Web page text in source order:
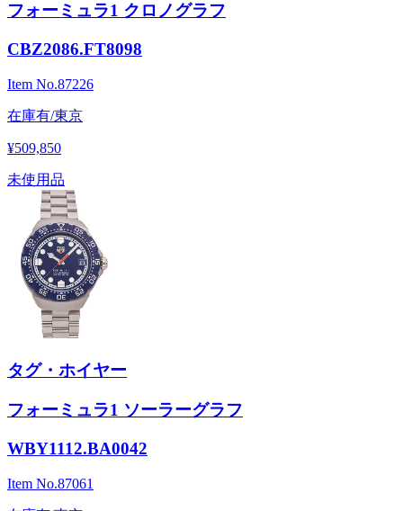
フォーミュラ1 クロノグラフ
CBZ2086.FT8098
Item No.87226
在庫有/東京
¥509,850
未使用品
タグ・ホイヤー
フォーミュラ1 ソーラーグラフ
WBY1112.BA0042
Item No.87061